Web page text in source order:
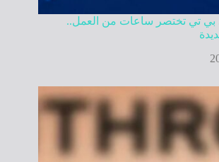
بي تي تختصر ساعات من العمل..